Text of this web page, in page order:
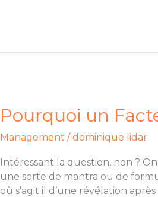
Pourquoi un
Management /dominique lidar
Intéressant la question, non ?
une sorte de mantra ou de
où s’agit il d’une révélation
Pourquoi
un
Facteur
et
pas